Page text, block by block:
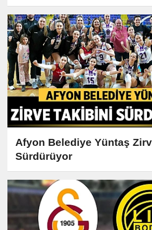
Afyon Belediye Yüntaş
Sürdürüyor